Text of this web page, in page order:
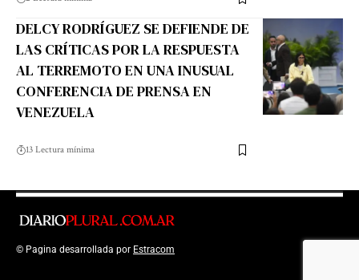
DELCY RODRÍGUEZ SE DEFIENDE DE
LAS CRÍTICAS POR LA RESPUESTA
AL TERREMOTO EN UNA INUSUAL
CONFERENCIA DE PRENSA EN
VENEZUELA
13 Lectura mínima
© Pagina desarrollada por Estracom